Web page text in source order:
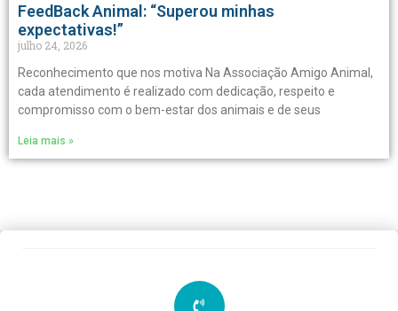
FeedBack Animal: “Superou minhas
expectativas!”
julho 24, 2026
Reconhecimento que nos motiva Na Associação Amigo Animal,
cada atendimento é realizado com dedicação, respeito e
compromisso com o bem-estar dos animais e de seus
Leia mais »